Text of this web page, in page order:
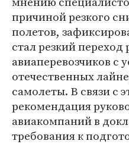
причиной резкого
полетов,
стал резкий переход
авиаперевозчиков с
отечественных
самолеты. В связи с
рекомендация
авиакомпаний в
требования к